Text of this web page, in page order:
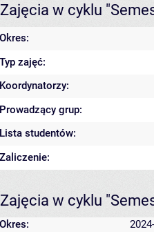
Zajęcia w cyklu
Okres:
Typ zajęć:
Koordynatorzy:
Prowadzący grup:
Lista studentów:
Zaliczenie:
Zajęcia w cyklu
Okres: